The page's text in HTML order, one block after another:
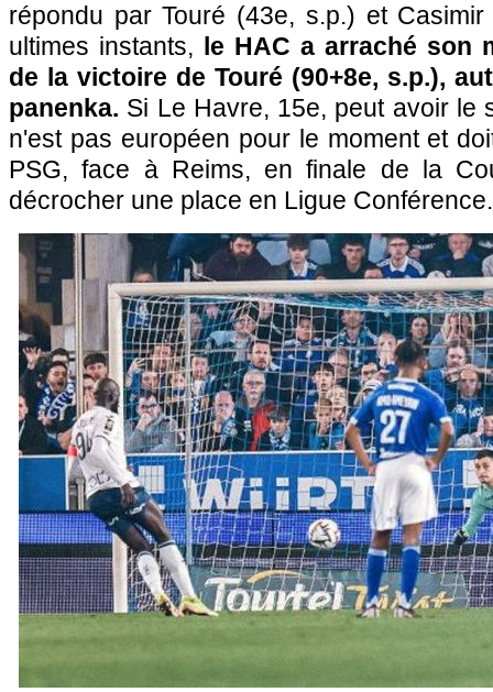
répondu par Touré (43e, s.p.) et
ultimes instants, le HAC a arraché son
de la victoire de Touré (90+8e, s.p.),
panenka. Si Le Havre, 15e, peut avoir le
n'est pas européen pour le moment et
PSG, face à Reims, en finale de la
décrocher une place en Ligue Conférence.